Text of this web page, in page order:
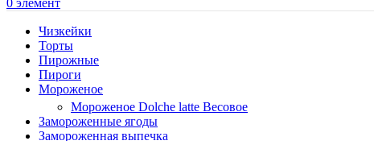
0 элемент
Чизкейки
Торты
Пирожные
Пироги
Мороженое
Мороженое Dolche latte Весовое
Замороженные ягоды
Замороженная выпечка